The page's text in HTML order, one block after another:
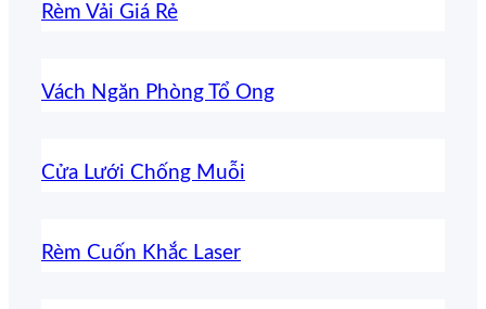
Rèm Vải Giá Rẻ
Vách Ngăn Phòng Tổ Ong
Cửa Lưới Chống Muỗi
Rèm Cuốn Khắc Laser